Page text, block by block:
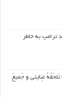
ترامپ به خاطر
عِنایتی و جَمیعَ